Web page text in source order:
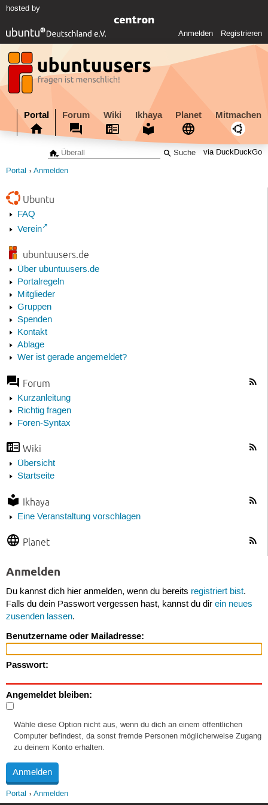
hosted by
Anmelden Registrieren
Portal Forum Wiki Ikhaya Planet Mitmachen
via DuckDuckGo
Portal Anmelden
Ubuntu
FAQ
Verein
ubuntuusers.de
Über ubuntuusers.de
Portalregeln
Mitglieder
Gruppen
Spenden
Kontakt
Ablage
Wer ist gerade angemeldet?
Forum
Kurzanleitung
Richtig fragen
Foren-Syntax
Wiki
Übersicht
Startseite
Ikhaya
Eine Veranstaltung vorschlagen
Planet
Anmelden
Du kannst dich hier anmelden, wenn du bereits registriert bist.
Falls du dein Passwort vergessen hast, kannst du dir ein neues
zusenden lassen.
Benutzername oder Mailadresse:
Passwort:
Angemeldet bleiben:
Wähle diese Option nicht aus, wenn du dich an einem öffentlichen
Computer befindest, da sonst fremde Personen möglicherweise Zugang
zu deinem Konto erhalten.
Portal Anmelden